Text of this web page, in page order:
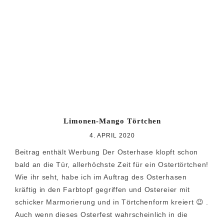
Limonen-Mango Törtchen
4. APRIL 2020
Beitrag enthält Werbung Der Osterhase klopft schon
bald an die Tür, allerhöchste Zeit für ein Ostertörtchen!
Wie ihr seht, habe ich im Auftrag des Osterhasen
kräftig in den Farbtopf gegriffen und Ostereier mit
schicker Marmorierung und in Törtchenform kreiert 😉 .
Auch wenn dieses Osterfest wahrscheinlich in die